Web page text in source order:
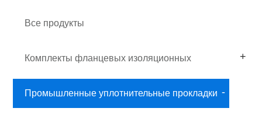
Все продукты
Комплекты фланцевых изоляционных
прокладок
Промышленные уплотнительные прокладки